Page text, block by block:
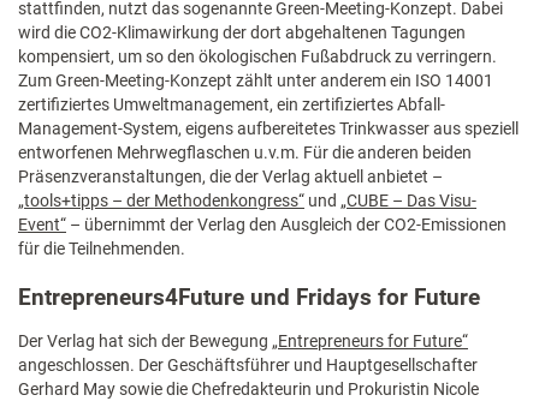
stattfinden, nutzt das sogenannte Green-Meeting-Konzept. Dabei
wird die CO2-Klimawirkung der dort abgehaltenen Tagungen
kompensiert, um so den ökologischen Fußabdruck zu verringern.
Zum Green-Meeting-Konzept zählt unter anderem ein ISO 14001
zertifiziertes Umweltmanagement, ein zertifiziertes Abfall-
Management-System, eigens aufbereitetes Trinkwasser aus speziell
entworfenen Mehrwegflaschen u.v.m. Für die anderen beiden
Präsenzveranstaltungen, die der Verlag aktuell anbietet –
„tools+tipps – der Methodenkongress“ und „CUBE – Das Visu-
Event“ – übernimmt der Verlag den Ausgleich der CO2-Emissionen
für die Teilnehmenden.
Entrepreneurs4Future und Fridays for Future
Der Verlag hat sich der Bewegung „Entrepreneurs for Future“
angeschlossen. Der Geschäftsführer und Hauptgesellschafter
Gerhard May sowie die Chefredakteurin und Prokuristin Nicole